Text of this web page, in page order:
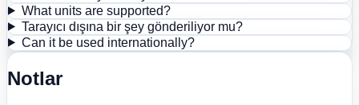
What units are supported?
Tarayıcı dışına bir şey gönderiliyor mu?
Can it be used internationally?
Notlar